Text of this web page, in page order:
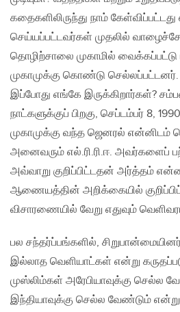
கதைகளிலிருந்து நாம்
செய்யப்பட்டவர்கள் முதலில்
தொழிற்சாலை முகாமில் வைக்கப்பட்டு
முகாமுக்கு கொண்டு
இப்போது எங்கே இருக்கிறார்கள்?
நாட்களுக்குப் பிறகு, செப்டம்பர் 8,
முகாமுக்கு வந்த ஜெனரல்
அனைவரும் எல்.ரி.ரி.ஈ. அவர்களைப்
அவ்வாறு குறிப்பிட்டதன் அர்த்தம்
ஆணையத்தின் அறிக்கையில்
விசாரணையில் வேறு எதுவும்
பல சந்தர்ப்பங்களில்,
இல்லாத வெளியாட்கள் என்று
முஸ்லிம்கள் அரேபியாவுக்கு செல்ல
இந்தியாவுக்கு செல்ல வேண்டும்